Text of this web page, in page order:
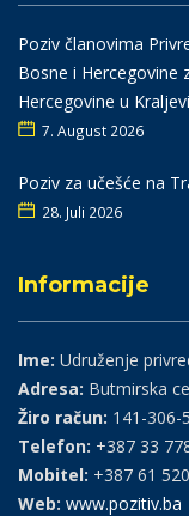
Poziv članovima
Bosne i Hercegovine
Hercegovine u
7. August 2026
Poziv za učešće na
28. Juli 2026
Informacije
Ime: Udruženje
Adresa: Butmirska
Žiro račun: 141-306-
Telefon: +387 33
Mobitel: +387 61
Web: www.pozitiv.ba